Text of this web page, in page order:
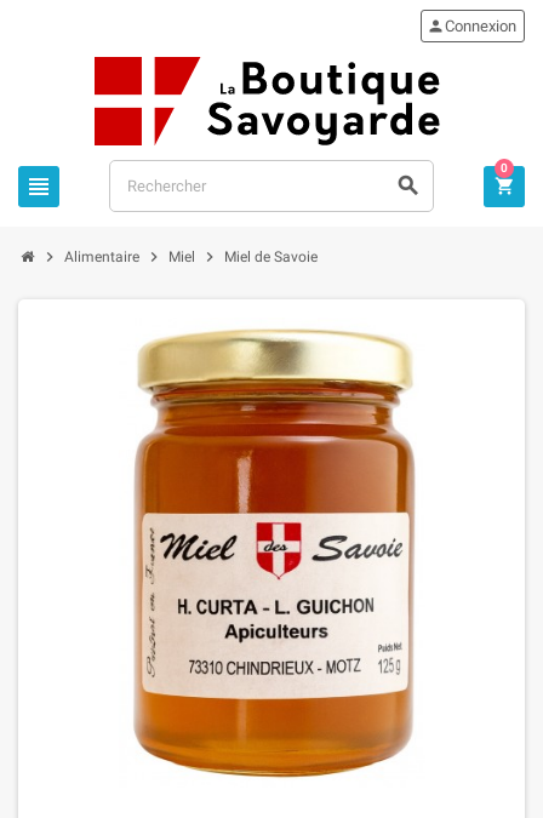
 
Connexion

0
 Alimentaire  Miel  Miel de Savoie